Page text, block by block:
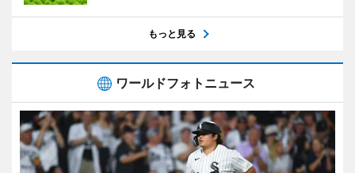
もっと見る
ワールドフォトニュース